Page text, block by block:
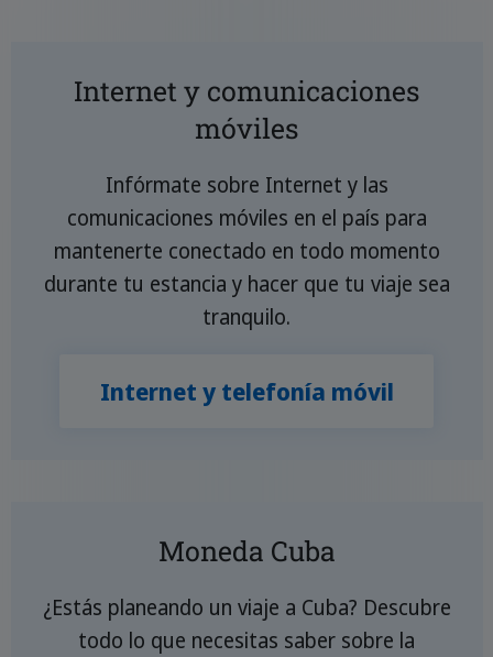
Internet y comunicaciones
móviles
Infórmate sobre Internet y las
comunicaciones móviles en el país para
mantenerte conectado en todo momento
durante tu estancia y hacer que tu viaje sea
tranquilo.
Internet y telefonía móvil
Moneda Cuba
¿Estás planeando un viaje a Cuba? Descubre
todo lo que necesitas saber sobre la